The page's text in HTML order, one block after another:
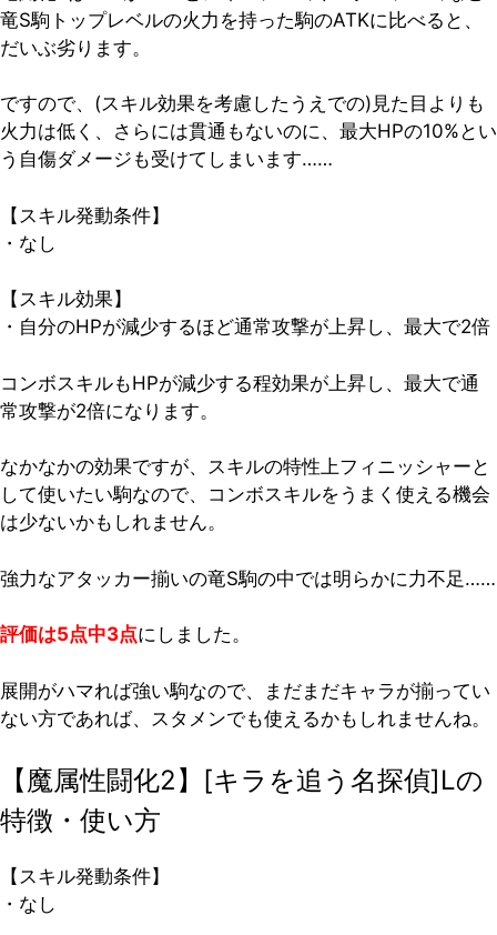
竜S駒トップレベルの火力を持った駒のATKに比べると、
だいぶ劣ります。
ですので、(スキル効果を考慮したうえでの)見た目よりも
火力は低く、さらには貫通もないのに、最大HPの10%とい
う自傷ダメージも受けてしまいます……
【スキル発動条件】
・なし
【スキル効果】
・自分のHPが減少するほど通常攻撃が上昇し、最大で2倍
コンボスキルもHPが減少する程効果が上昇し、最大で通
常攻撃が2倍になります。
なかなかの効果ですが、スキルの特性上フィニッシャーと
して使いたい駒なので、コンボスキルをうまく使える機会
は少ないかもしれません。
強力なアタッカー揃いの竜S駒の中では明らかに力不足……
評価は5点中3点にしました。
展開がハマれば強い駒なので、まだまだキャラが揃ってい
ない方であれば、スタメンでも使えるかもしれませんね。
【魔属性闘化2】[キラを追う名探偵]Lの
特徴・使い方
【スキル発動条件】
・なし